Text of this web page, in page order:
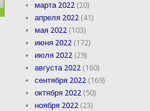
марта 2022 (20)
апреля 2022 (41)
мая 2022 (103)
июня 2022 (172)
июля 2022 (29)
августа 2022 (160)
сентября 2022 (169)
октября 2022 (50)
ноября 2022 (23)